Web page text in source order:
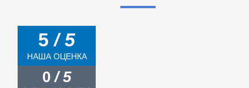
5/ 5
НАША ОЦЕНКА
0 / 5